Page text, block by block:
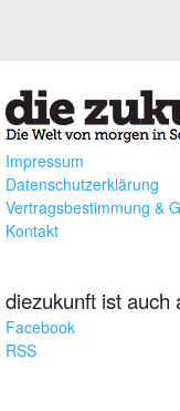
Impressum
Datenschutzerklärung
Vertragsbestimmung &
Kontakt
diezukunft ist auch
Facebook
RSS